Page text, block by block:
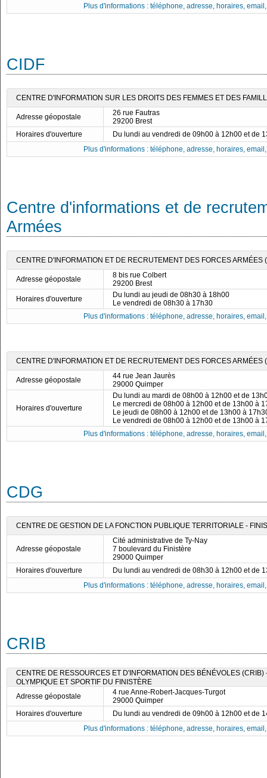
Plus d'informations : téléphone, adresse, horaires,
CIDF
CENTRE D'INFORMATION SUR LES DROITS DES FEMMES ET DES
Adresse géopostale
26 rue Fautras
29200 Brest
Horaires d'ouverture
Du lundi au vendredi de 09h00 à 12h00 et de
Plus d'informations : téléphone, adresse, horaires,
Centre d'informations et de
Armées
CENTRE D'INFORMATION ET DE RECRUTEMENT DES FORCES ARMÉES
Adresse géopostale
8 bis rue Colbert
29200 Brest
Horaires d'ouverture
Du lundi au jeudi de 08h30 à 18h00
Le vendredi de 08h30 à 17h30
Plus d'informations : téléphone, adresse, horaires,
CENTRE D'INFORMATION ET DE RECRUTEMENT DES FORCES ARMÉES
Adresse géopostale
44 rue Jean Jaurès
29000 Quimper
Horaires d'ouverture
Du lundi au mardi de 08h00 à 12h00 et de
Le mercredi de 08h00 à 12h00 et de 13h00 à
Le jeudi de 08h00 à 12h00 et de 13h00 à
Le vendredi de 08h00 à 12h00 et de 13h00 à
Plus d'informations : téléphone, adresse, horaires,
CDG
CENTRE DE GESTION DE LA FONCTION PUBLIQUE TERRITORIALE -
Adresse géopostale
Cité administrative de Ty-Nay
7 boulevard du Finistère
29000 Quimper
Horaires d'ouverture
Du lundi au vendredi de 08h30 à 12h00 et de
Plus d'informations : téléphone, adresse, horaires,
CRIB
CENTRE DE RESSOURCES ET D'INFORMATION DES BÉNÉVOLES (CRIB)
OLYMPIQUE ET SPORTIF DU FINISTÈRE
Adresse géopostale
4 rue Anne-Robert-Jacques-Turgot
29000 Quimper
Horaires d'ouverture
Du lundi au vendredi de 09h00 à 12h00 et de
Plus d'informations : téléphone, adresse, horaires,